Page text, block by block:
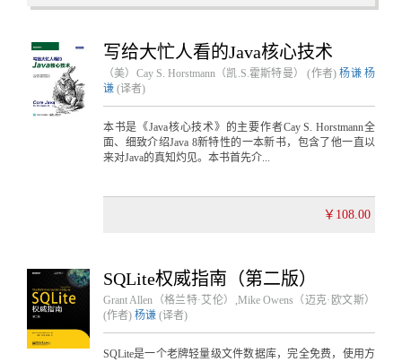
写给大忙人看的Java核心技术
（美）Cay S. Horstmann（凯.S.霍斯特曼） (作者)杨谦 杨
谦 (译者)
本书是《Java核心技术》的主要作者Cay S. Horstmann全
面、细致介绍Java 8新特性的一本新书，包含了他一直以
来对Java的真知灼见。本书首先介...
￥108.00
SQLite权威指南（第二版）
Grant Allen（格兰特·艾伦）,Mike Owens（迈克·欧文斯）
(作者) 杨谦 (译者)
SQLite是一个老牌轻量级文件数据库，完全免费，使用方